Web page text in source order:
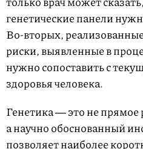
генетические панели
Во-вторых,
риски, выявленные в
нужно сопоставить с
здоровья человека.
Генетика ― это не прямое
а научно обоснованный
позволяет наиболее